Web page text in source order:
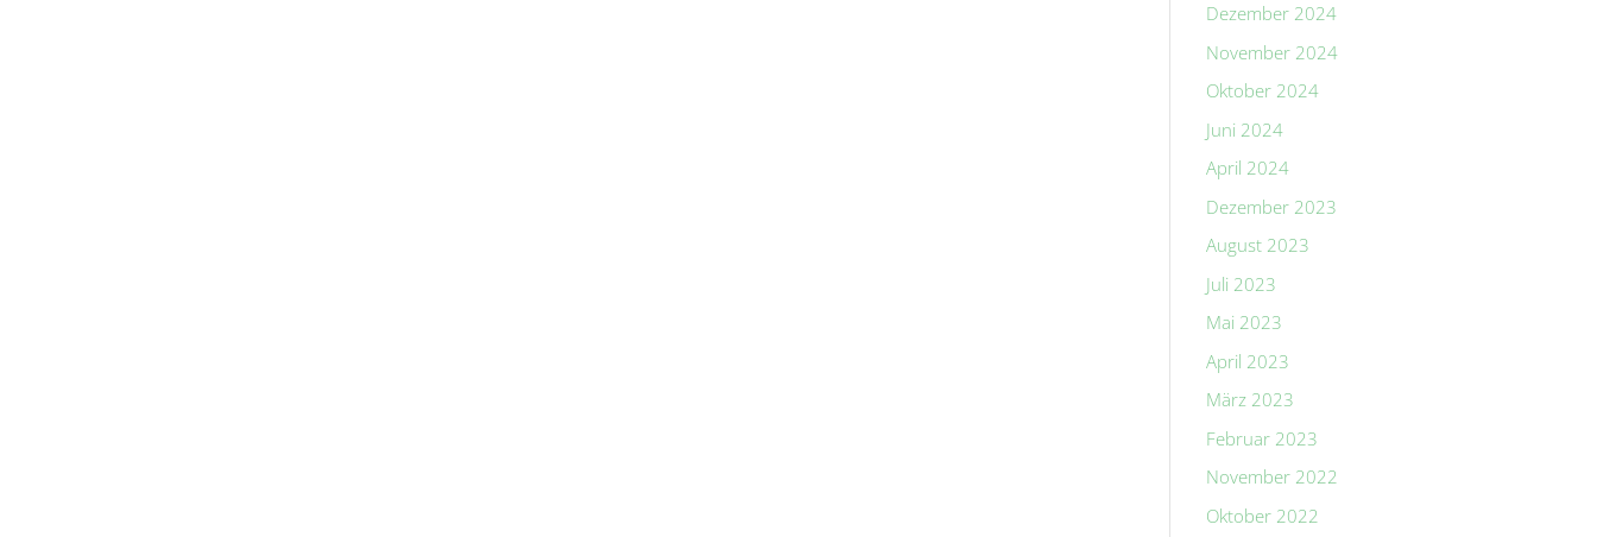
Dezember 2024
November 2024
Oktober 2024
Juni 2024
April 2024
Dezember 2023
August 2023
Juli 2023
Mai 2023
April 2023
März 2023
Februar 2023
November 2022
Oktober 2022